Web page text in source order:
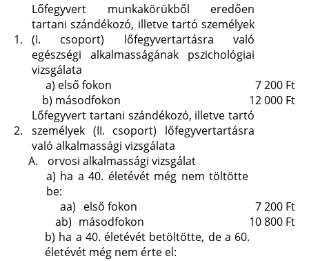
1.
Lőfegyvert munkakörükből eredően
tartani szándékozó, illetve tartó személyek
(I. csoport) lőfegyvertartásra való
egészségi alkalmasságának pszichológiai
vizsgálata
a) első fokon
7 200 Ft
b) másodfokon
12 000 Ft
2.
Lőfegyvert tartani szándékozó, illetve tartó
személyek (II. csoport) lőfegyvertartásra
való alkalmassági vizsgálata
A.
orvosi alkalmassági vizsgálat
a) ha a 40. életévét még nem töltötte
be:
aa) első fokon
7 200 Ft
ab) másodfokon
10 800 Ft
b) ha a 40. életévét betöltötte, de a 60.
életévét még nem érte el: